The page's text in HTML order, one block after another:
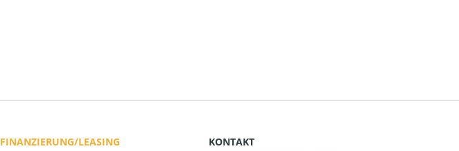
FINANZIERUNG/LEASING
KONTAKT